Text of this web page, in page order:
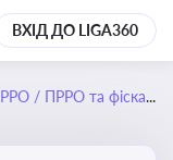
ВХІД ДО LIGA360
РРО / ПРРО та фіскалізація